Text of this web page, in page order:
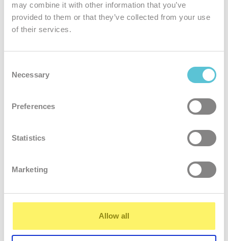
may combine it with other information that you’ve
provided to them or that they’ve collected from your use
of their services.
Selection
Necessary
Preferences
Statistics
Marketing
Allow all
Naši kvalifikovaní administrátori rýchlo a ochotne vyriešia akýkoľvek